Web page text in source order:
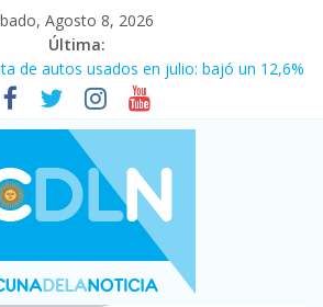
Agosto 8, 2026
Última:
de autos usados en julio: bajó un 12,6%
River de Coudet en el Monumental
su nivel más alto en dos décadas y ya
en Santa Fe
cerraron 41.000 kioscos: el sector
2001
con más movimiento y consumo
personas viajaron por el país, un 5,9%